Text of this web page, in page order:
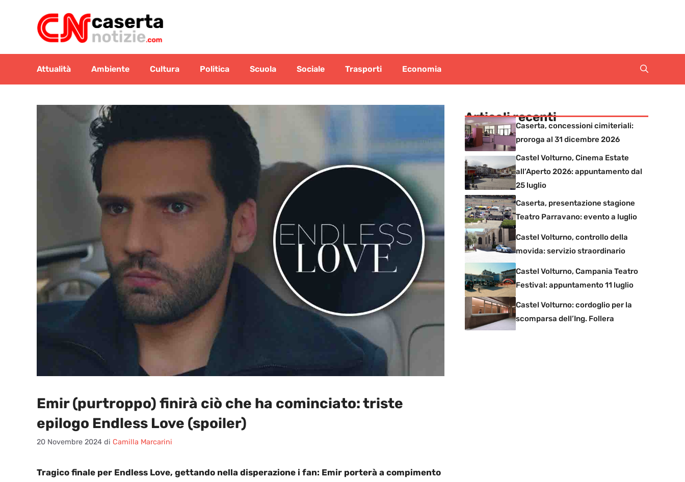
contenuto
Attualità Ambiente Cultura Politica Scuola Sociale Trasporti Economia
Emir (purtroppo) finirà ciò che ha cominciato: triste
epilogo Endless Love (spoiler)
20 Novembre 2024 di Camilla Marcarini
Tragico finale per Endless Love, gettando nella disperazione i fan: Emir porterà a compimento
Articoli recenti
Caserta, concessioni cimiteriali:
proroga al 31 dicembre 2026
Castel Volturno, Cinema Estate
all’Aperto 2026: appuntamento dal
25 luglio
Caserta, presentazione stagione
Teatro Parravano: evento a luglio
Castel Volturno, controllo della
movida: servizio straordinario
Castel Volturno, Campania Teatro
Festival: appuntamento 11 luglio
Castel Volturno: cordoglio per la
scomparsa dell’Ing. Follera